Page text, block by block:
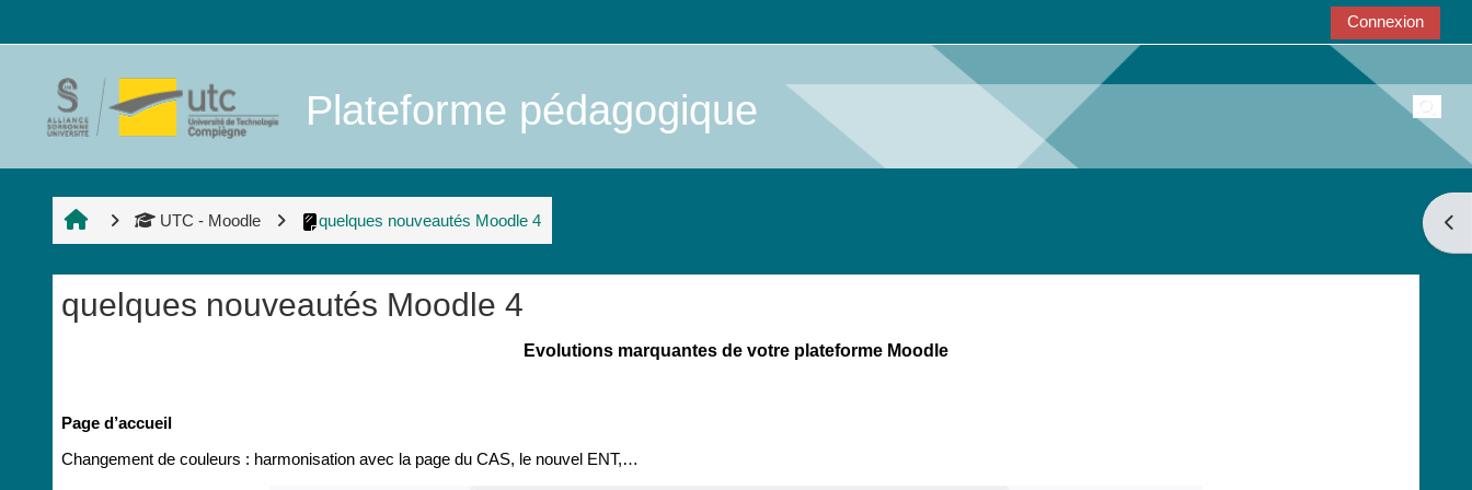
Connexion
Plateforme pédagogique
UTC - Moodle quelques nouveautés Moodle 4
quelques nouveautés Moodle 4
Evolutions marquantes de votre plateforme Moodle
Page d’accueil
Changement de couleurs : harmonisation avec la page du CAS, le nouvel ENT,…